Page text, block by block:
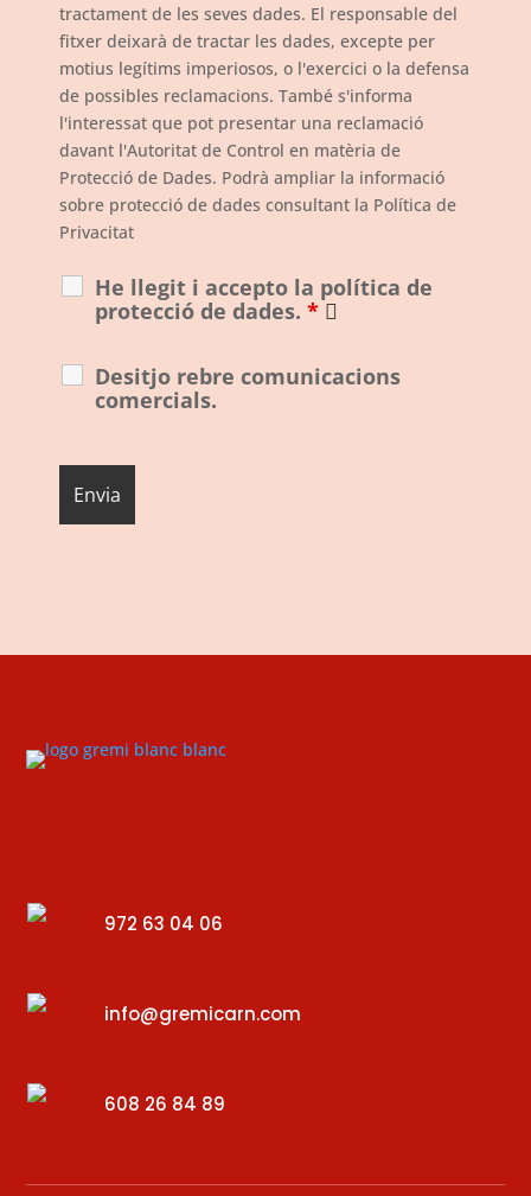
tractament de les seves dades. El responsable del
fitxer deixarà de tractar les dades, excepte per
motius legítims imperiosos, o l'exercici o la defensa
de possibles reclamacions. També s'informa
l'interessat que pot presentar una reclamació
davant l'Autoritat de Control en matèria de
Protecció de Dades. Podrà ampliar la informació
sobre protecció de dades consultant la Política de
Privacitat
He llegit i accepto la política de
protecció de dades. *
Desitjo rebre comunicacions
comercials.
972 63 04 06
info@gremicarn.com
608 26 84 89